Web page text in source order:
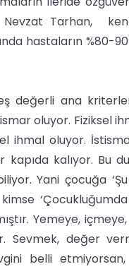
Tarhan,
hastaların %80-
değerli ana
oluyor. Fiziksel
ihmal oluyor.
kapıda kalıyor. Bu
Yani çocuğa
Yemeye,
Sevmek, değer
belli